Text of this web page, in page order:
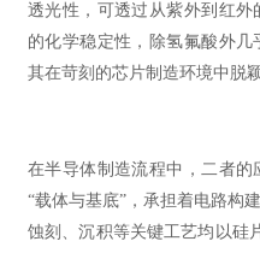
透光性，可透过从紫外到红
的化学稳定性，除氢氟酸外
其在苛刻的芯片制造环境中脱颖
在半导体制造流程中，二者
“载体与基底”，承担着电路构
蚀刻、沉积等关键工艺均以